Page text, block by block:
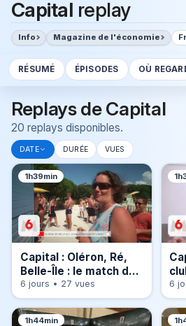
Capital replay
Info Magazine de l'économie
RÉSUMÉ ÉPISODES OÙ
Replays de Capital
20 replays disponibles.
DATE DURÉE VUES
1h39min
Capital : Oléron, Ré,
Belle-Île : le match des
îles est lancé !
6 jours • 27 vues 6
1h44min